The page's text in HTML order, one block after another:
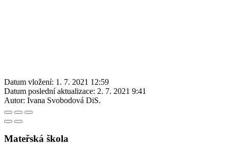
Datum vložení: 1. 7. 2021 12:59
Datum poslední aktualizace: 2. 7. 2021 9:41
Autor: Ivana Svobodová DiS.
Mateřská škola